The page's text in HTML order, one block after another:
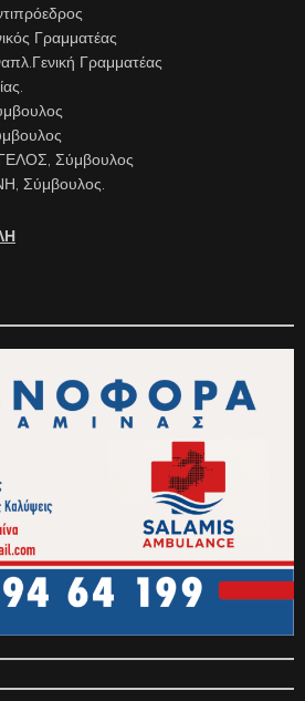
Γραμματέας
Γραμματέας
Σύμβουλος
Σύμβουλος.